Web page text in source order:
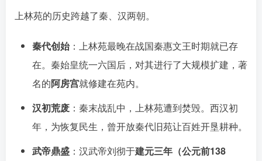
上林苑的历史跨越了秦、汉两朝。
秦代创始：上林苑最晚在战国秦惠文王时期就已存
在。秦始皇统一六国后，对其进行了大规模扩建，著
名的阿房宫就修建在苑内。
汉初荒废 ：秦末战乱中，上林苑遭到焚毁。西汉初
年，为恢复民生，曾开放秦代旧苑让百姓开垦耕种。
武帝鼎盛 ：汉武帝刘彻于建元三年（公元前138